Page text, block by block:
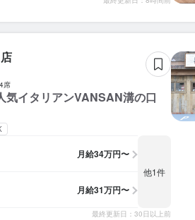
席
イタリアンVANSAN溝の口
月給34万円〜
月給31万円〜
他1件
最終更新日：30日以上前